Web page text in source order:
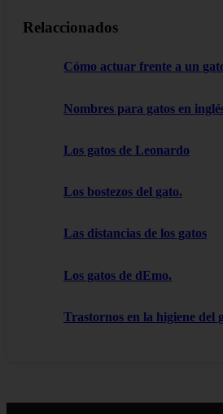
Relaccionados
Cómo actuar frente a un
Nombres para gatos en
Los gatos de Leonardo
Los bostezos del gato.
Las distancias de los gatos
Los gatos de dEmo.
Trastornos en la higiene del